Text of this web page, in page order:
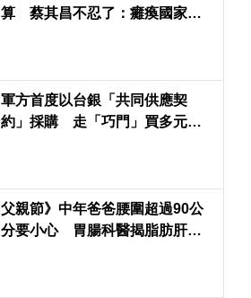
算 蔡其昌不忍了：癱瘓國家！
軍方首度以台銀「共同供應契
約」採購 走「巧門」買多元運
父親節》中年爸爸腰圍超過90公
分要小心 胃腸科醫揭脂肪肝、